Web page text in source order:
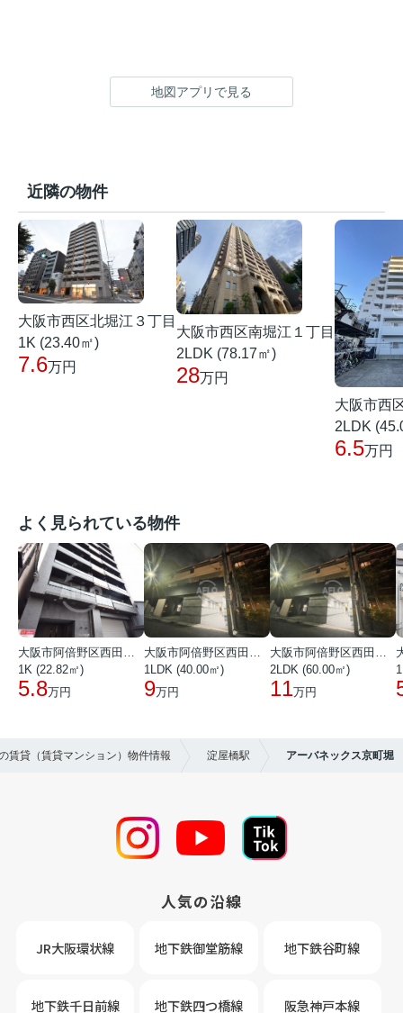
地図アプリで見る
近隣の物件
大阪市西区北堀江３丁目
1K (23.40㎡)
7.6万円
大阪市西区南堀江１丁目
2LDK (78.17㎡)
28万円
大阪市西
2LDK
6.5万円
よく見られている物件
大阪市阿倍野区西田辺町１丁目
1K (22.82㎡)
5.8万円
大阪市阿倍野区西田辺町１丁目
1LDK (40.00㎡)
9万円
大阪市阿倍野区西田辺町１丁目
2LDK (60.00㎡)
11万円
賃貸（賃貸マンション）物件情報 淀屋橋駅 アーバネックス京町堀
人気の沿線
JR大阪環状線 地下鉄御堂筋線 地下鉄谷町線
地下鉄千日前線 地下鉄四つ橋線 阪急神戸本線